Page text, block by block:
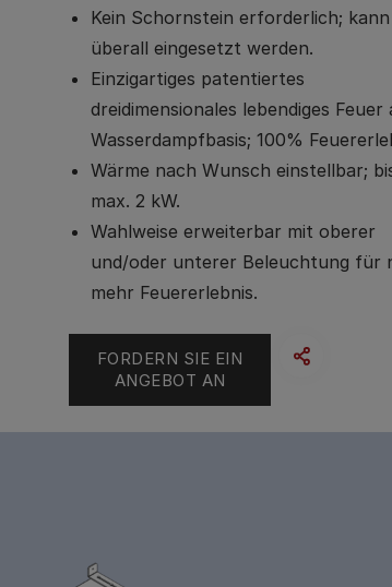
Kein Schornstein erforderlich; kann
überall eingesetzt werden.
Einzigartiges patentiertes
dreidimensionales lebendiges Feuer
Wasserdampfbasis; 100%
Wärme nach Wunsch einstellbar;
max. 2 kW.
Wahlweise erweiterbar mit oberer
und/oder unterer Beleuchtung für
mehr Feuererlebnis.
FORDERN SIE EIN
ANGEBOT AN